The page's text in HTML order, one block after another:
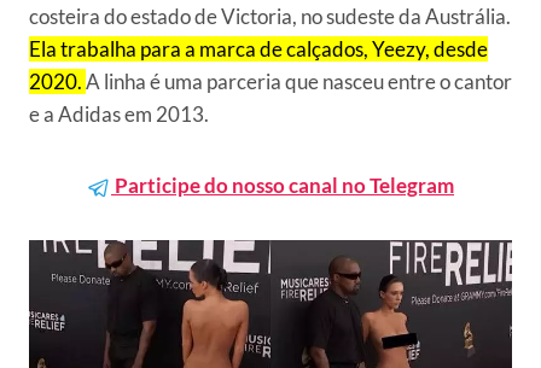
costeira do estado de Victoria, no sudeste da Austrália.
Ela trabalha para a marca de calçados, Yeezy, desde
2020.A linha é uma parceria que nasceu entre o cantor
e a Adidas em 2013.
Participe do nosso canal no Telegram